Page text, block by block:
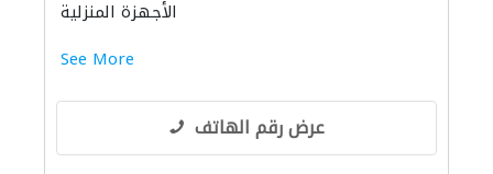
الأجهزة المنزلية
See More
عرض رقم الهاتف